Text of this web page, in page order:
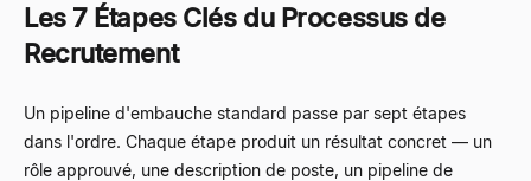
Les 7 Étapes Clés du Processus de
Recrutement
Un pipeline d'embauche standard passe par sept étapes
dans l'ordre. Chaque étape produit un résultat concret — un
rôle approuvé, une description de poste, un pipeline de